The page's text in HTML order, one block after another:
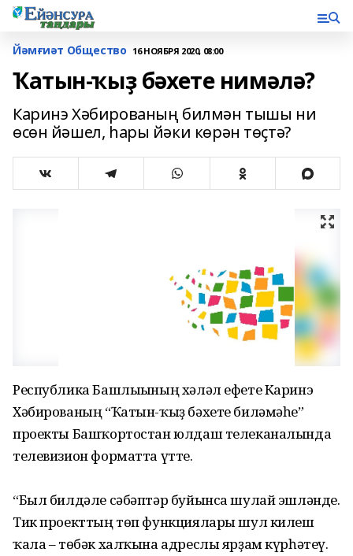
Йәмғиәт Общество 16 НОЯБРЯ 2020, 08:00
Ҡатын-ҡыҙ бәхете нимәлә?
Каринэ Хәбированың билмән тышы ни
өсөн йәшел, һары йәки көрән төҫтә?
Республика Башлығының хәләл ефете Каринэ
Хәбированың “Ҡатын-ҡыҙ бәхете биләмәһе”
проекты Башҡортостан юлдаш телеканалында
телевизион форматта үтте.
“Был билдәле сәбәптәр буйынса шулай эшләнде.
Тик проекттың төп функциялары шул килеш
ҡала – төбәк халҡына адреслы ярҙам күрһәтеү.